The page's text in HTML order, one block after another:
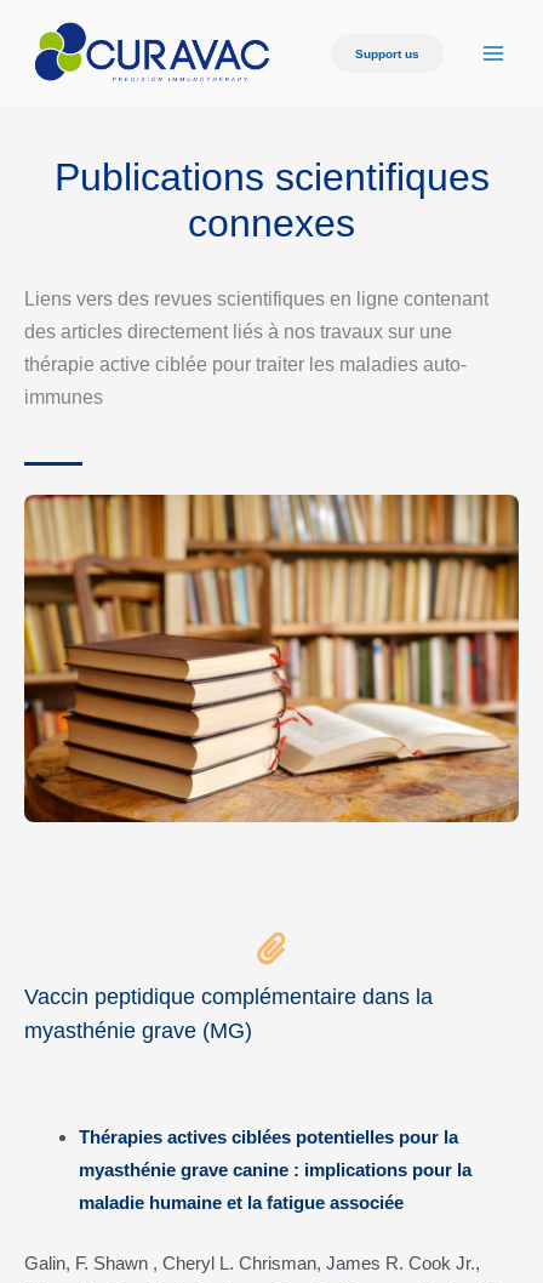
Support us
Publications scientifiques
connexes
Liens vers des revues scientifiques en ligne contenant
des articles directement liés à nos travaux sur une
thérapie active ciblée pour traiter les maladies auto-
immunes
Vaccin peptidique complémentaire dans la
myasthénie grave (MG)
Thérapies actives ciblées potentielles pour la
myasthénie grave canine : implications pour la
maladie humaine et la fatigue associée
Galin, F. Shawn , Cheryl L. Chrisman, James R. Cook Jr.,